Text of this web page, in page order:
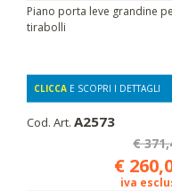
Piano porta leve grandine
tirabolli
CLICCA E SCOPRI I DETTAGLI
Cod. Art. A2573
€
€
iva